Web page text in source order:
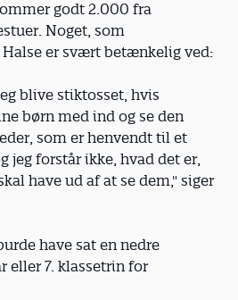
godt 2.000 fra
Noget, som
er svært betænkelig ved:
blive stiktosset, hvis
børn med ind og se den
som er henvendt til et
jeg forstår ikke, hvad det er,
have ud af at se dem," siger
have sat en nedre
eller 7. klassetrin for